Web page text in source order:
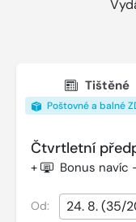
Tištěné
Poštovné a balné
Čtvrtletní
+ Bonus navíc
Od: